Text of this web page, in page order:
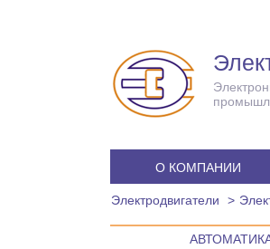
О КОМПАНИИ
Электродвигатели